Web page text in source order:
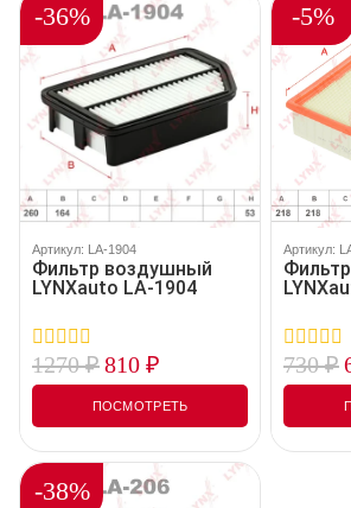
-36%
Артикул: LA-1904
Фильтр воздушный
LYNXauto LA-1904
0
out
5
1270₽810 ₽
ПОСМОТРЕТЬ
-5%
Артикул:
0
out
5
730₽
-38%